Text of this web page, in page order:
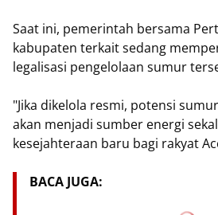
Saat ini, pemerintah bersama
kabupaten terkait sedang
legalisasi pengelolaan sumur
"Jika dikelola resmi, potensi
akan menjadi sumber energi
kesejahteraan baru bagi rakyat
BACA JUGA: